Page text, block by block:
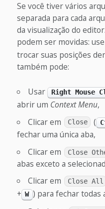
Se você tiver vários
separada para cada
da visualização do
podem ser movidas: use
trocar suas posições
também pode:
Usar Right Mouse
abrir um Context Menu,
Clicar em
Close (
fechar uma única aba,
Clicar em
Close
abas exceto a
Clicar em
Close All
+ W ) para fechar todas